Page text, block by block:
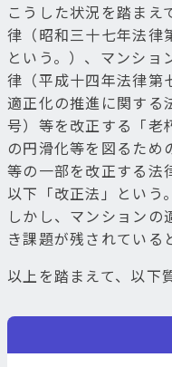
こうした状況を踏まえ
律（昭和三十七年法律
という。）、マンショ
律（平成十四年法律第
適正化の推進に関する
号）等を改正する「老
の円滑化等を図るため
等の一部を改正する法
以下「改正法」という
しかし、マンションの
き課題が残されている
以上を踏まえて、以下